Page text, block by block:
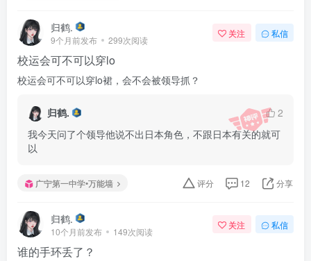
归鹤.
9个月前发布 299次阅读
关注 私信
校运会可不可以穿lo
校运会可不可以穿lo裙，会不会被领导抓？
归鹤.
2
我今天问了个领导他说不出日本角色，不跟日本有关的就可
以
广宁第一中学•万能墙 评分 12 分享
归鹤.
10个月前发布 149次阅读
关注 私信
谁的手环丢了？